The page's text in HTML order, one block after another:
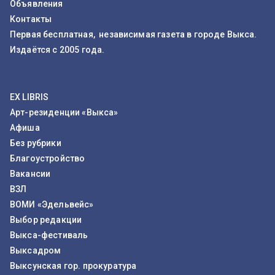
Объявления
Контакты
Первая бесплатная, независимая газета в городе Выкса.
Издаётся с 2005 года.
EX LIBRIS
Арт-резиденции «Выкса»
Афиша
Без рубрики
Благоустройство
Вакансии
ВЗЛ
ВОМИ «Эдельвейс»
Выбор редакции
Выкса-фестиваль
Выксадром
Выксунская гор. прокуратура